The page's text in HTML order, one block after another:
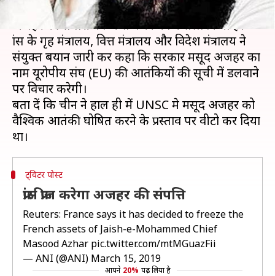
फ्रांस ने आतंकी संगठन जैश-ए-मोहम्मद के सरगना मसूद
अजहर की संपत्ति को जब्त करने का फैसला किया है।
फ्रांस के गृह मंत्रालय, वित्त मंत्रालय और विदेश मंत्रालय ने
संयुक्त बयान जारी कर कहा कि सरकार मसूद अजहर का
नाम यूरोपीय संघ (EU) की आतंकियों की सूची में डलवाने
पर विचार करेगी।
बता दें कि चीन ने हाल ही में UNSC मे मसूद अजहर को
वैश्विक आतंकी घोषित करने के प्रस्ताव पर वीटो कर दिया
ट्विटर पोस्ट
फ्रांस फ्रीज करेगा अजहर की संपत्ति
Reuters: France says it has decided to freeze the
French assets of Jaish-e-Mohammed Chief
Masood Azhar pic.twitter.com/mtMGuazFii
— ANI (@ANI) March 15, 2019
आपने 20% पढ़ लिया है